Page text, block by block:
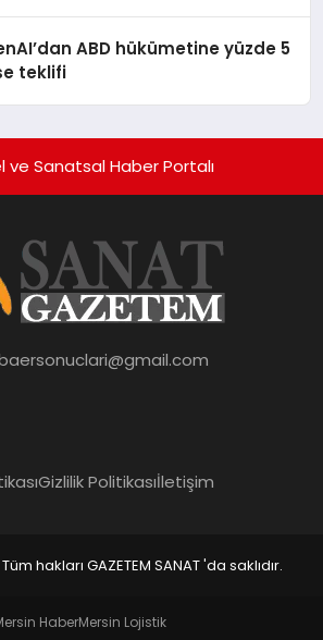
ABD hükümetine yüzde 5
teklifi
ve Sanatsal Haber Portalı
Gizlilik Politikasıİletişim
hakları GAZETEM SANAT 'da saklıdır.
HaberMersin Lojistik